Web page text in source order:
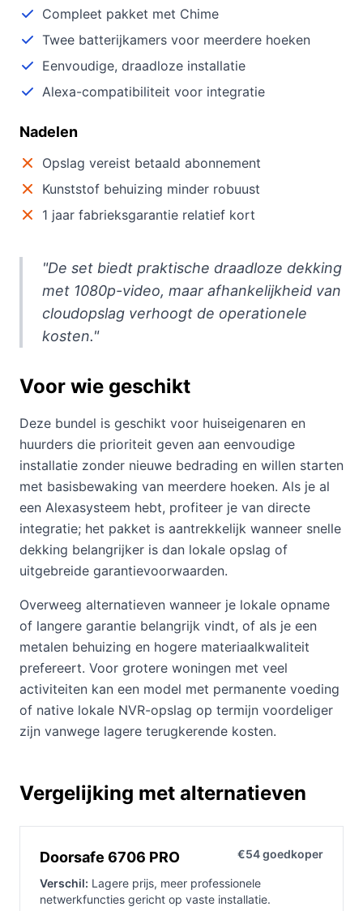
Compleet pakket met Chime
Twee batterijkamers voor meerdere hoeken
Eenvoudige, draadloze installatie
Alexa-compatibiliteit voor integratie
Nadelen
Opslag vereist betaald abonnement
Kunststof behuizing minder robuust
1 jaar fabrieksgarantie relatief kort
"De set biedt praktische draadloze dekking
met 1080p-video, maar afhankelijkheid van
cloudopslag verhoogt de operationele
kosten."
Voor wie geschikt
Deze bundel is geschikt voor huiseigenaren en
huurders die prioriteit geven aan eenvoudige
installatie zonder nieuwe bedrading en willen starten
met basisbewaking van meerdere hoeken. Als je al
een Alexasysteem hebt, profiteer je van directe
integratie; het pakket is aantrekkelijk wanneer snelle
dekking belangrijker is dan lokale opslag of
uitgebreide garantievoorwaarden.
Overweeg alternatieven wanneer je lokale opname
of langere garantie belangrijk vindt, of als je een
metalen behuizing en hogere materiaalkwaliteit
prefereert. Voor grotere woningen met veel
activiteiten kan een model met permanente voeding
of native lokale NVR-opslag op termijn voordeliger
zijn vanwege lagere terugkerende kosten.
Vergelijking met alternatieven
Doorsafe 6706 PRO €54 goedkoper
Verschil: Lagere prijs, meer professionele
netwerkfuncties gericht op vaste installatie.